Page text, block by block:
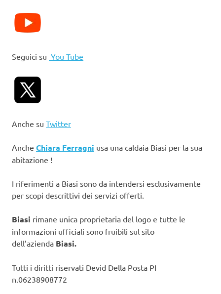
Seguici su You Tube
Anche su Twitter
Anche Chiara Ferragni usa una caldaia Biasi per la sua
abitazione !
I riferimenti a Biasi sono da intendersi esclusivamente
per scopi descrittivi dei servizi offerti.
Biasi rimane unica proprietaria del logo e tutte le
informazioni ufficiali sono fruibili sul sito
dell’azienda Biasi.
Tutti i diritti riservati Devid Della Posta PI
n.06238908772